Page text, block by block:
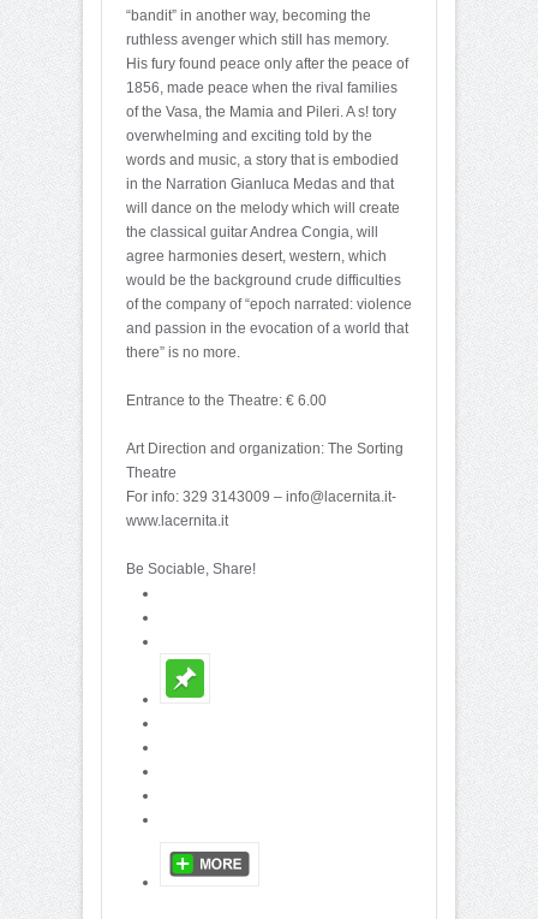
“bandit” in another way, becoming the
ruthless avenger which still has memory.
His fury found peace only after the peace of
1856, made peace when the rival families
of the Vasa, the Mamia and Pileri. A s! tory
overwhelming and exciting told by the
words and music, a story that is embodied
in the Narration Gianluca Medas and that
will dance on the melody which will create
the classical guitar Andrea Congia, will
agree harmonies desert, western, which
would be the background crude difficulties
of the company of “epoch narrated: violence
and passion in the evocation of a world that
there” is no more.
Entrance to the Theatre: € 6.00
Art Direction and organization: The Sorting
Theatre
For info: 329 3143009 – info@lacernita.it-
www.lacernita.it
Be Sociable, Share!